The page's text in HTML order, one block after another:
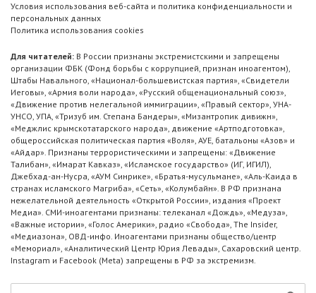
Условия использования веб-сайта и политика конфиденциальности и
персональных данных
Политика использования cookies
Для читателей: В России признаны экстремистскими и запрещены
организации ФБК (Фонд борьбы с коррупцией, признан иноагентом),
Штабы Навального, «Национал-большевистская партия», «Свидетели
Иеговы», «Армия воли народа», «Русский общенациональный союз»,
«Движение против нелегальной иммиграции», «Правый сектор», УНА-
УНСО, УПА, «Тризуб им. Степана Бандеры», «Мизантропик дивижн»,
«Меджлис крымскотатарского народа», движение «Артподготовка»,
общероссийская политическая партия «Воля», АУЕ, батальоны «Азов» и
«Айдар». Признаны террористическими и запрещены: «Движение
Талибан», «Имарат Кавказ», «Исламское государство» (ИГ, ИГИЛ),
Джебхад-ан-Нусра, «АУМ Синрике», «Братья-мусульмане», «Аль-Каида в
странах исламского Магриба», «Сеть», «Колумбайн». В РФ признана
нежелательной деятельность «Открытой России», издания «Проект
Медиа». СМИ-иноагентами признаны: телеканал «Дождь», «Медуза»,
«Важные истории», «Голос Америки», радио «Свобода», The Insider,
«Медиазона», ОВД-инфо. Иноагентами признаны общество/центр
«Мемориал», «Аналитический Центр Юрия Левады», Сахаровский центр.
Instagram и Facebook (Metа) запрещены в РФ за экстремизм.